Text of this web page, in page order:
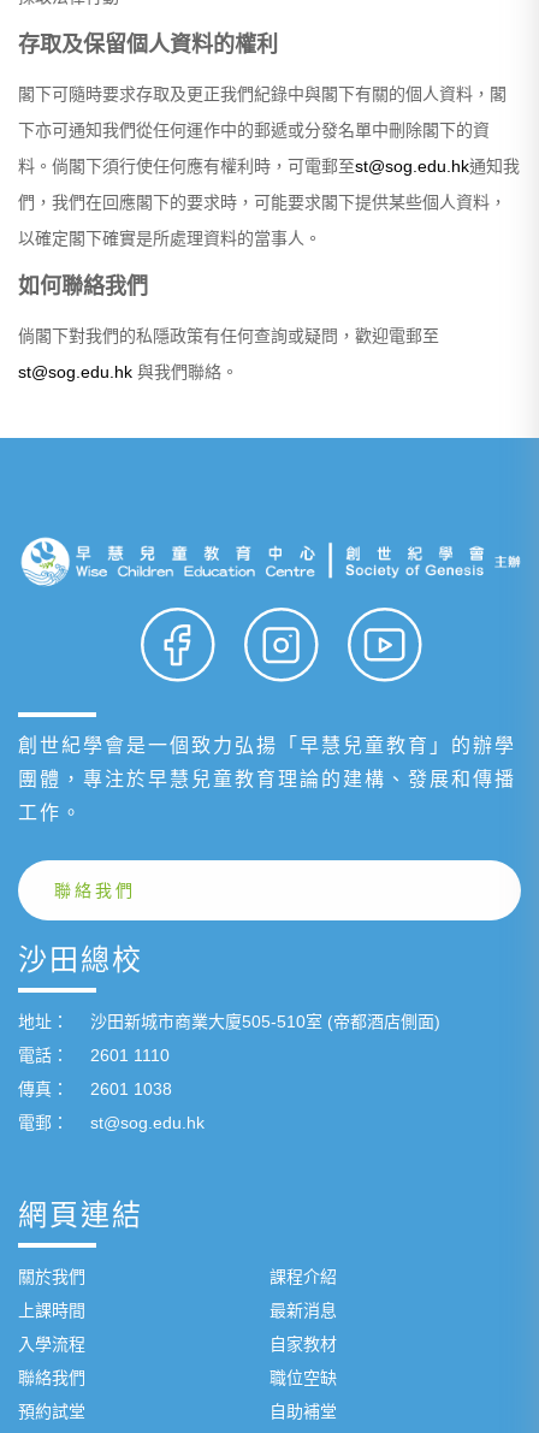
存取及保留個人資料的權利
閣下可隨時要求存取及更正我們紀錄中與閣下有關的個人資料，閣
下亦可通知我們從任何運作中的郵遞或分發名單中刪除閣下的資
料。倘閣下須行使任何應有權利時，可電郵至st@sog.edu.hk通知我
們，我們在回應閣下的要求時，可能要求閣下提供某些個人資料，
以確定閣下確實是所處理資料的當事人。
如何聯絡我們
倘閣下對我們的私隱政策有任何查詢或疑問，歡迎電郵至
st@sog.edu.hk 與我們聯絡。
創世紀學會是一個致力弘揚「早慧兒童教育」的辦學
團體，專注於早慧兒童教育理論的建構、發展和傳播
工作。
聯絡我們
沙田總校
地址：
沙田新城市商業大廈505-510室 (帝都酒店側面)
電話：
2601 1110
傳真：
2601 1038
電郵：
st@sog.edu.hk
網頁連結
關於我們
課程介紹
上課時間
最新消息
入學流程
自家教材
聯絡我們
職位空缺
預約試堂
自助補堂